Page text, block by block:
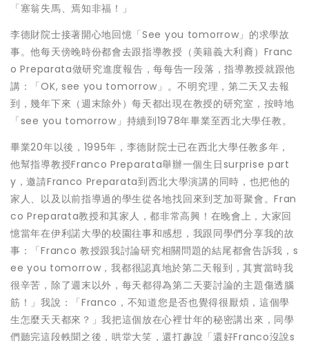
「塞翁失馬、焉知非福！」
李德財院士接著開心地回憶「See you tomorrow」的求學故
事。他每天傍晚時份都會去跟指導教授（美籍義大利裔）Franc
o Preparata做研究進度報告，每每告一段落，指導教授就跟他
講：「OK, see you tomorrow」。不明究理，第二天又去報
到，幾年下來（週末除外）每天都出現在教授的研究室，按時地
「see you tomorrow」持續到1978年畢業至西北大學任教。
畢業20年以後，1995年，李德財院士已在西北大學任教多年，
他幫指導教授Franco Preparata舉辦一個生日surprise part
y，邀請Franco Preparata到西北大學演講的同時，也把他的
家人、以及以前指導過的學生從各地找回來到芝加哥聚會。Fran
co Preparata教授和其家人，都非常高興！在晚會上，大家回
憶當年在伊利諾大學的校園往事和感想，我跟同學們分享我的故
事：「Franco 教授跟我討論研究相關問題的結尾都會告訴我，s
ee you tomorrow，我都很認真地於第二天報到，其實當時我
很辛苦，除了週末以外，每天都得為第二天要討論的主題傷透腦
筋！」我說：「Franco，不知道您是否也覺得很厭煩，這個學
生怎麼天天都來？」我把這個放在心裡廿年的秘密講出來，同學
們聽完這段軼聞之後，哄堂大笑，還打趣說「還好Franco沒說s